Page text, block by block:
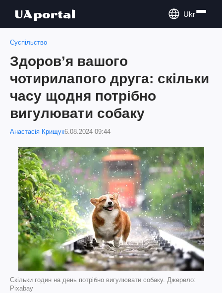
Ukr
Суспільство
Здоров’я вашого
чотирилапого друга: скільки
часу щодня потрібно
вигулювати собаку
Анастасія Крищук6.08.2024 09:44
Скільки годин на день потрібно вигулювати собаку. Джерело:
Pixabay